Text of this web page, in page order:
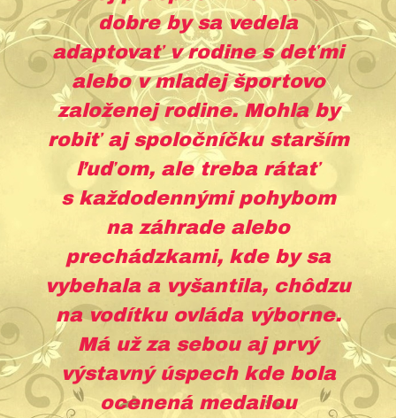
dobre by sa vedela
adaptovať v rodine s deťmi
alebo v mladej športovo
založenej rodine. Mohla by
robiť aj spoločníčku starším
ľuďom, ale treba rátať
s každodennými pohybom
na záhrade alebo
prechádzkami, kde by sa
vybehala a vyšantila, chôdzu
na vodítku ovláda výborne.
Má už za sebou aj prvý
výstavný úspech kde bola
ocenená medailou